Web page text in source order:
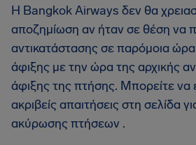
Η Bangkok Airways δεν θα
αποζημίωση αν ήταν σε θέση να
αντικατάστασης σε παρόμοια
άφιξης με την ώρα της αρχικής
άφιξης της πτήσης. Μπορείτε να
ακριβείς απαιτήσεις στη σελίδα
ακύρωσης πτήσεων .